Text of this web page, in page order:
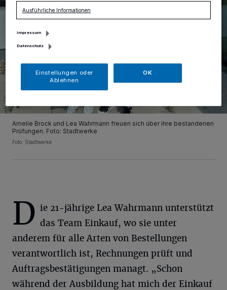
Amelie Brock und Lea Wahrmann freuen sich über ihre bestandenen
Prüfungen. Foto: Stadtwerke
Foto: Stadtwerke
D ie 21-jährige Lea Wahrmann unterstützt
das Team Einkauf, wo sie unter
anderem für alle Arten von Bestellungen
verantwortlich ist, Rechnungen prüft und
Auftragsbestätigungen managt. „Schon
während der Ausbildung hat mich der Einkauf
Ausführliche Informationen
Impressum
Datenschutz
Einstellungen oder
Ablehnen
OK